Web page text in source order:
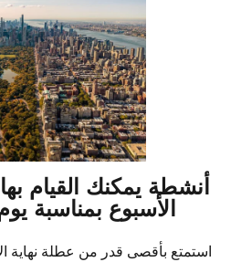
أنشطة يمكنك القيام
الأسبوع بمناسبة
استمتع بأقصى قدر من عطلة نهاية